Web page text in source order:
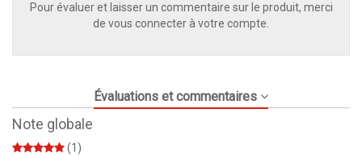
Pour évaluer et laisser un commentaire sur le produit, merci
de vous connecter à votre compte.
Évaluations et commentaires
Note globale
(1)